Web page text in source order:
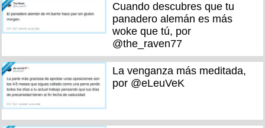
Cuando descubres que tu
panadero alemán es más
woke que tú, por
@the_raven77
La venganza más meditada,
por @eLeuVeK